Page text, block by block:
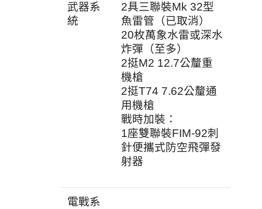
武器系
統
2具三聯裝Mk 32型
魚雷管（已取消）
20枚萬象水雷或深水
炸彈（至多）
2挺M2 12.7公釐重
機槍
2挺T74 7.62公釐通
用機槍
戰時加裝：
1座雙聯裝FIM-92刺
針便攜式防空飛彈發
射器
電戰系